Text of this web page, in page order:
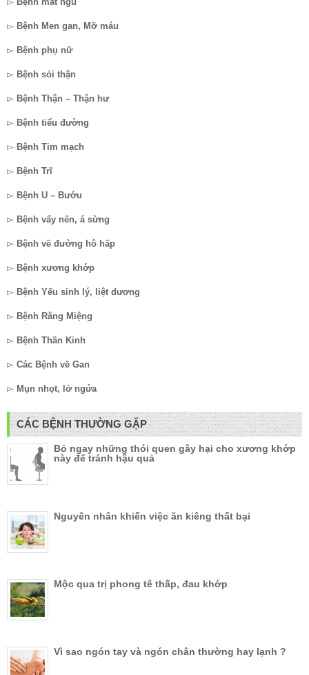
▻ Bệnh Men gan, Mỡ máu
▻ Bệnh phụ nữ
▻ Bệnh sỏi thận
▻ Bệnh Thận – Thận hư
▻ Bệnh tiểu đường
▻ Bệnh Tim mạch
▻ Bệnh Trĩ
▻ Bệnh U – Bướu
▻ Bệnh vẩy nến, á sừng
▻ Bệnh về đường hô hấp
▻ Bệnh xương khớp
▻ Bệnh Yếu sinh lý, liệt dương
▻ Bệnh Răng Miệng
▻ Bệnh Thần Kinh
▻ Các Bệnh về Gan
▻ Mụn nhọt, lở ngứa
CÁC BỆNH THƯỜNG GẶP
Bỏ ngay những thói quen gây hại cho xương khớp
này để tránh hậu quả
Nguyên nhân khiến việc ăn kiêng thất bại
Mộc qua trị phong tê thấp, đau khớp
Vì sao ngón tay và ngón chân thường hay lạnh ?